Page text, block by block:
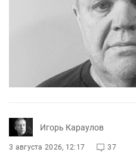
Игорь Караулов
3 августа 2026, 12:17 37